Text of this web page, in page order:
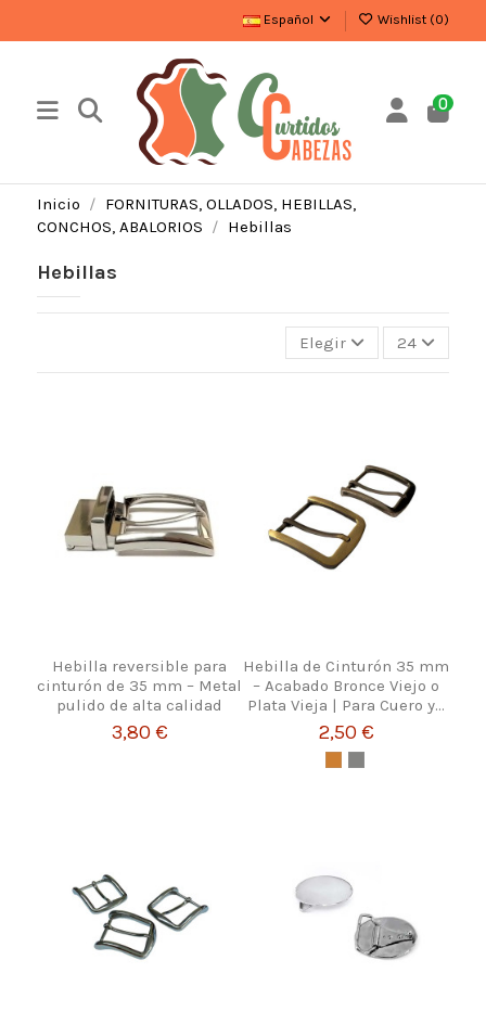
Español Wishlist (0)
0
Inicio
FORNITURAS, OLLADOS, HEBILLAS,
CONCHOS, ABALORIOS
Hebillas
Hebillas
Elegir 24
Hebilla reversible para
cinturón de 35 mm – Metal
pulido de alta calidad
3,80 €
Hebilla de Cinturón 35 mm
– Acabado Bronce Viejo o
Plata Vieja | Para Cuero y...
2,50 €